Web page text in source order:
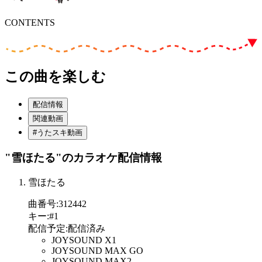
CONTENTS
この曲を楽しむ
配信情報
関連動画
#うたスキ動画
"雪ほたる"のカラオケ配信情報
雪ほたる
曲番号:312442
キー:#1
配信予定:配信済み
JOYSOUND X1
JOYSOUND MAX GO